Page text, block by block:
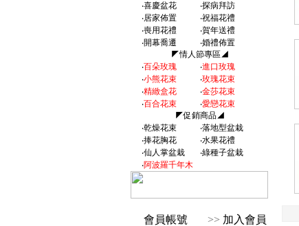
‧喜慶盆花 ‧探病拜訪
‧居家佈置 ‧祝福花禮
‧喪用花禮 ‧賀年送禮
‧開幕喬遷 ‧婚禮佈置
◤情人節專區◢
‧百朵玫瑰 ‧進口玫瑰
‧小熊花束 ‧玫瑰花束
‧精緻盒花 ‧金莎花束
‧百合花束 ‧愛戀花束
◤促銷商品◢
‧乾燥花束 ‧落地型盆栽
‧捧花胸花 ‧水果花禮
‧仙人掌盆栽 ‧綠種子盆栽
‧阿波羅千年木
會員帳號 >> 加入會員